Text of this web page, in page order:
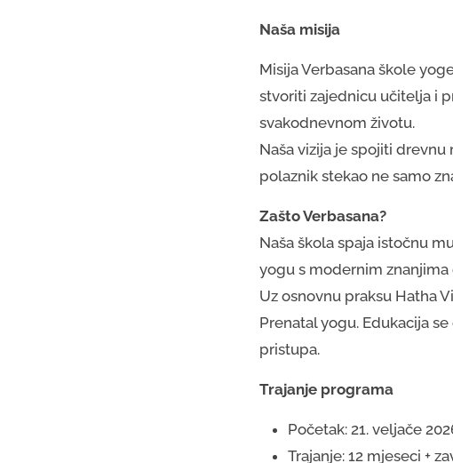
Naša misija
Misija Verbasana škole
stvoriti zajednicu učitelja i
svakodnevnom životu.
Naša vizija je spojiti
polaznik stekao ne samo
Zašto Verbasana?
Naša škola spaja istočnu
yogu s modernim
Uz osnovnu praksu Hatha
Prenatal yogu. Edukacija
pristupa.
Trajanje programa
Početak: 21. veljače
Trajanje: 12 mjeseci +